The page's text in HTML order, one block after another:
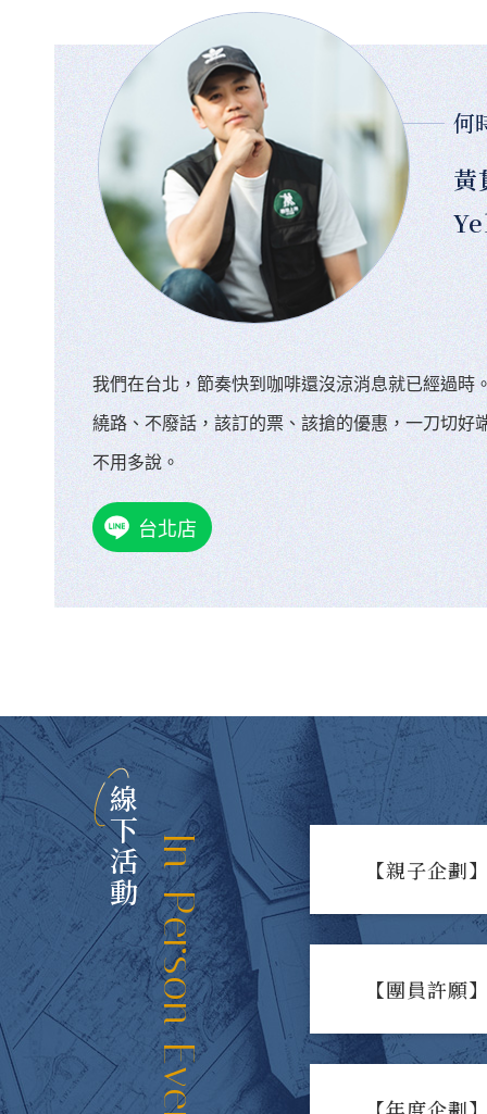
何
黃
我們在台北，節奏快到咖啡還沒涼消息就已經過
繞路、不廢話，該訂的票、該搶的優惠，一刀切
不用多說。
台北店
線下活動In-Person Events 【親子企劃
【團員許願
【年度企劃